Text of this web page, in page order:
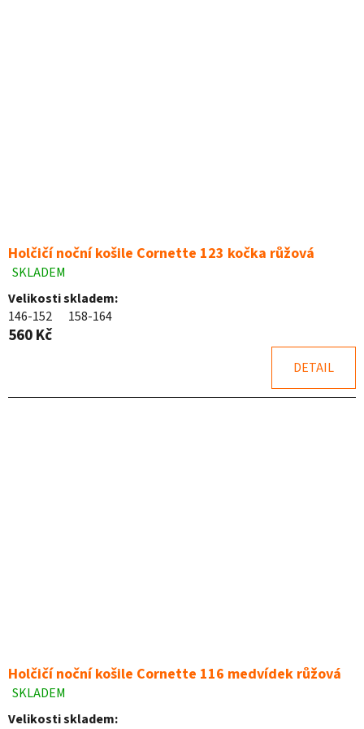
Holčičí noční košile Cornette 123 kočka růžová
Průměrné
hodnocení
produktu
je
5,0
hvězdiček.
SKLADEM
Velikosti skladem:
146-152
158-164
560 Kč
DETAIL
Holčičí noční košile Cornette 116 medvídek růžová
Průměrné
hodnocení
SKLADEM
Velikosti skladem: